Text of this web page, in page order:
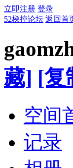
立即注册 登录
52梯控论坛 返回首
藏] [复
空间
记录